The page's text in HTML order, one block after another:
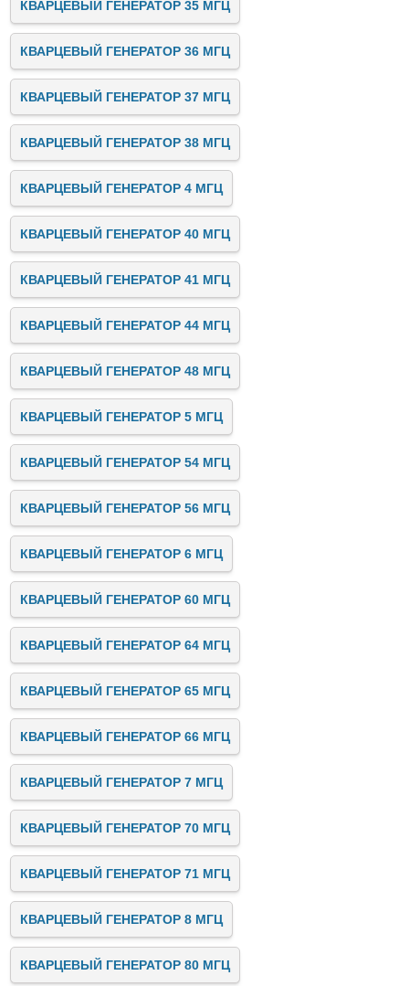
КВАРЦЕВЫЙ ГЕНЕРАТОР 35 МГЦ
КВАРЦЕВЫЙ ГЕНЕРАТОР 36 МГЦ
КВАРЦЕВЫЙ ГЕНЕРАТОР 37 МГЦ
КВАРЦЕВЫЙ ГЕНЕРАТОР 38 МГЦ
КВАРЦЕВЫЙ ГЕНЕРАТОР 4 МГЦ
КВАРЦЕВЫЙ ГЕНЕРАТОР 40 МГЦ
КВАРЦЕВЫЙ ГЕНЕРАТОР 41 МГЦ
КВАРЦЕВЫЙ ГЕНЕРАТОР 44 МГЦ
КВАРЦЕВЫЙ ГЕНЕРАТОР 48 МГЦ
КВАРЦЕВЫЙ ГЕНЕРАТОР 5 МГЦ
КВАРЦЕВЫЙ ГЕНЕРАТОР 54 МГЦ
КВАРЦЕВЫЙ ГЕНЕРАТОР 56 МГЦ
КВАРЦЕВЫЙ ГЕНЕРАТОР 6 МГЦ
КВАРЦЕВЫЙ ГЕНЕРАТОР 60 МГЦ
КВАРЦЕВЫЙ ГЕНЕРАТОР 64 МГЦ
КВАРЦЕВЫЙ ГЕНЕРАТОР 65 МГЦ
КВАРЦЕВЫЙ ГЕНЕРАТОР 66 МГЦ
КВАРЦЕВЫЙ ГЕНЕРАТОР 7 МГЦ
КВАРЦЕВЫЙ ГЕНЕРАТОР 70 МГЦ
КВАРЦЕВЫЙ ГЕНЕРАТОР 71 МГЦ
КВАРЦЕВЫЙ ГЕНЕРАТОР 8 МГЦ
КВАРЦЕВЫЙ ГЕНЕРАТОР 80 МГЦ